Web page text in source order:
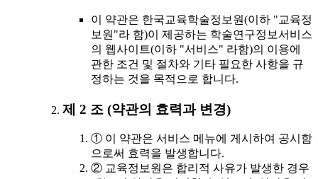
이 약관은 한국교육학술정보원(이하 "교육정
보원"라 함)이 제공하는 학술연구정보서비스
의 웹사이트(이하 "서비스" 라함)의 이용에
관한 조건 및 절차와 기타 필요한 사항을 규
정하는 것을 목적으로 합니다.
제 2 조 (약관의 효력과 변경)
① 이 약관은 서비스 메뉴에 게시하여 공시함
으로써 효력을 발생합니다.
② 교육정보원은 합리적 사유가 발생한 경우